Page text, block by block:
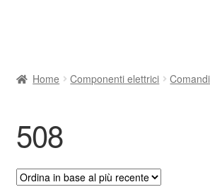
Contatto
Il mio account
Home Componenti elettrici
508